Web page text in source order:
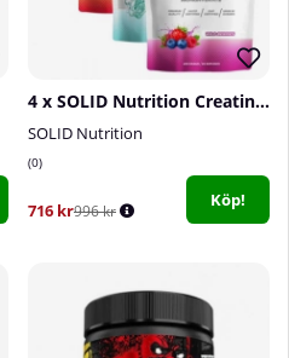
4 x SOLID Nutrition Creatine Monohydrate, 400 g
SOLID Nutrition
0
716 kr996 kr
Köp!